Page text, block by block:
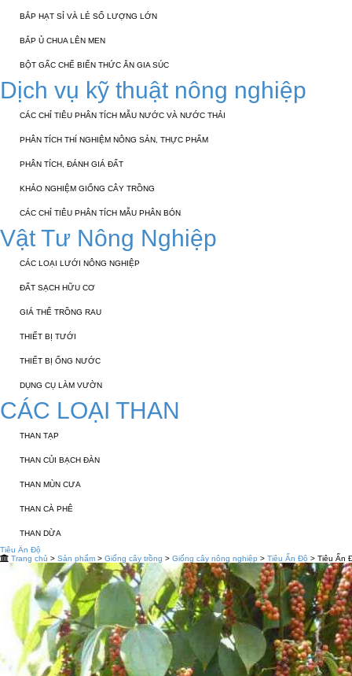
BẮP HẠT SỈ VÀ LẺ SỐ LƯỢNG LỚN
BẮP Ủ CHUA LÊN MEN
BỘT GẤC CHẾ BIẾN THỨC ĂN GIA SÚC
Dịch vụ kỹ thuật nông nghiệp
CÁC CHỈ TIÊU PHÂN TÍCH MẪU NƯỚC VÀ NƯỚC THẢI
PHÂN TÍCH THÍ NGHIỆM NÔNG SẢN, THỰC PHẨM
PHÂN TÍCH, ĐÁNH GIÁ ĐẤT
KHẢO NGHIỆM GIỐNG CÂY TRỒNG
CÁC CHỈ TIÊU PHÂN TÍCH MẪU PHÂN BÓN
Vật Tư Nông Nghiệp
CÁC LOẠI LƯỚI NÔNG NGHIỆP
ĐẤT SẠCH HỮU CƠ
GIÁ THỂ TRỒNG RAU
THIẾT BỊ TƯỚI
THIẾT BỊ ỐNG NƯỚC
DỤNG CỤ LÀM VƯỜN
CÁC LOẠI THAN
THAN TẠP
THAN CỦI BẠCH ĐÀN
THAN MÙN CƯA
THAN CÀ PHÊ
THAN DỪA
Tiêu Ấn Độ
Trang chủ > Sản phẩm > Giống cây trồng > Giống cây nông nghiệp > Tiêu Ấn Độ > Tiêu Ấn